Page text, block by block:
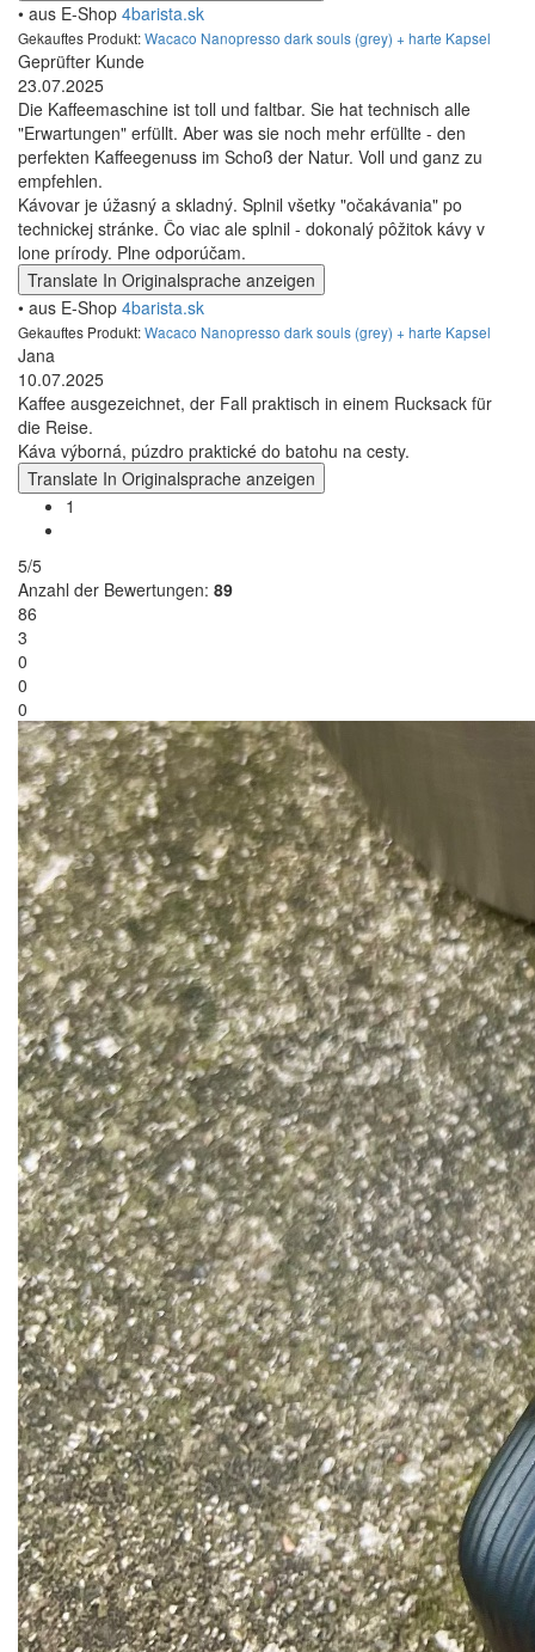
• aus E-Shop 4barista.sk
Gekauftes Produkt:Wacaco Nanopresso dark souls (grey) + harte Kapsel
Geprüfter Kunde
23.07.2025
Die Kaffeemaschine ist toll und faltbar. Sie hat technisch alle
"Erwartungen" erfüllt. Aber was sie noch mehr erfüllte - den
perfekten Kaffeegenuss im Schoß der Natur. Voll und ganz zu
empfehlen.
Kávovar je úžasný a skladný. Splnil všetky "očakávania" po
technickej stránke. Čo viac ale splnil - dokonalý pôžitok kávy v
lone prírody. Plne odporúčam.
Translate In Originalsprache anzeigen
• aus E-Shop 4barista.sk
Gekauftes Produkt:Wacaco Nanopresso dark souls (grey) + harte Kapsel
Jana
10.07.2025
Kaffee ausgezeichnet, der Fall praktisch in einem Rucksack für
die Reise.
Káva výborná, púzdro praktické do batohu na cesty.
Translate In Originalsprache anzeigen
1
5/5
Anzahl der Bewertungen: 89
86
3
0
0
0